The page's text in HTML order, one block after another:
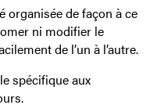
organisée de façon à ce
ni modifier le
de l’un à l’autre.
spécifique aux